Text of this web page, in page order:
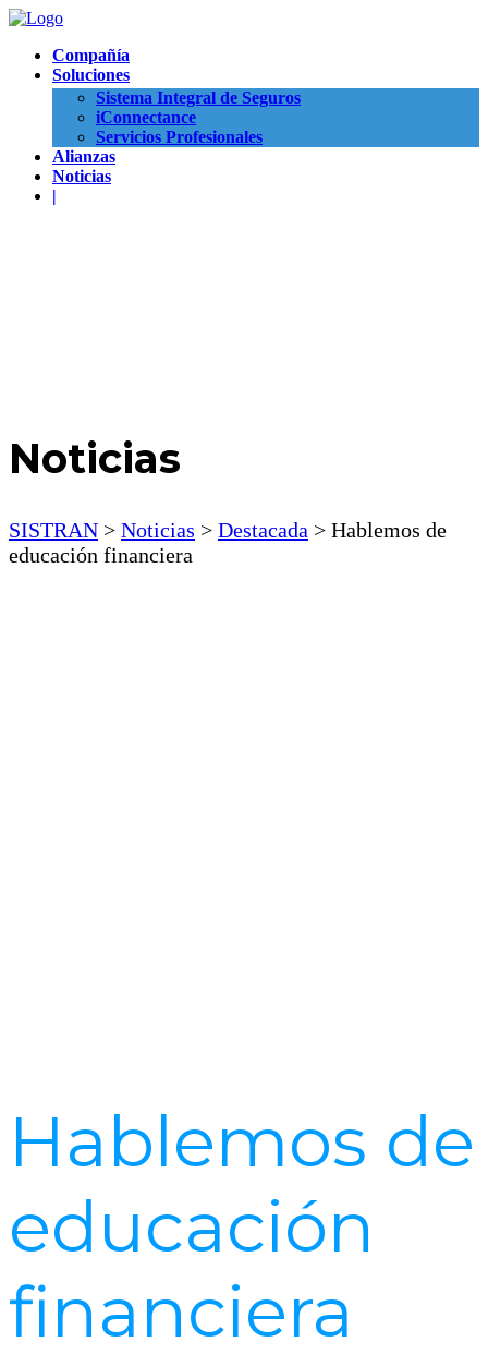
Compañía
Soluciones
Sistema Integral de Seguros
iConnectance
Servicios Profesionales
Alianzas
Noticias
|
Noticias
SISTRAN > Noticias > Destacada > Hablemos de
educación financiera
Hablemos de
educación
financiera